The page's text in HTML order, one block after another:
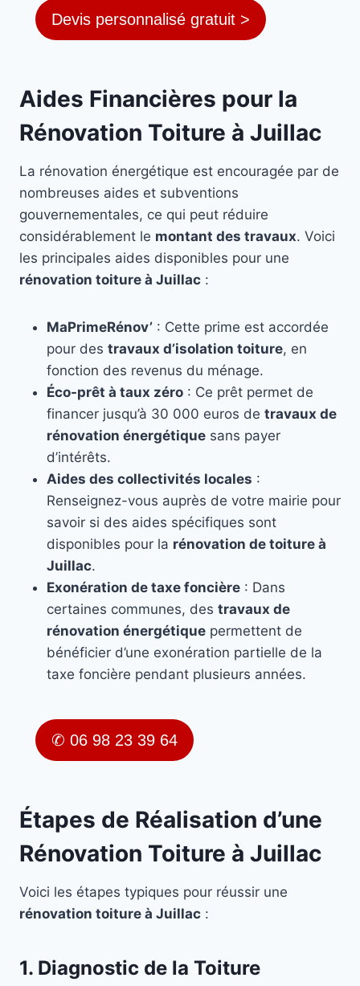
Devis personnalisé gratuit >
Aides Financières pour la
Rénovation Toiture à Juillac
La rénovation énergétique est encouragée par de
nombreuses aides et subventions
gouvernementales, ce qui peut réduire
considérablement le montant des travaux. Voici
les principales aides disponibles pour une
rénovation toiture à Juillac :
MaPrimeRénov’ : Cette prime est accordée
pour des travaux d’isolation toiture, en
fonction des revenus du ménage.
Éco-prêt à taux zéro : Ce prêt permet de
financer jusqu’à 30 000 euros de travaux de
rénovation énergétique sans payer
d’intérêts.
Aides des collectivités locales :
Renseignez-vous auprès de votre mairie pour
savoir si des aides spécifiques sont
disponibles pour la rénovation de toiture à
Juillac.
Exonération de taxe foncière : Dans
certaines communes, des travaux de
rénovation énergétique permettent de
bénéficier d’une exonération partielle de la
taxe foncière pendant plusieurs années.
✆ 06 98 23 39 64
Étapes de Réalisation d’une
Rénovation Toiture à Juillac
Voici les étapes typiques pour réussir une
rénovation toiture à Juillac :
1. Diagnostic de la Toiture